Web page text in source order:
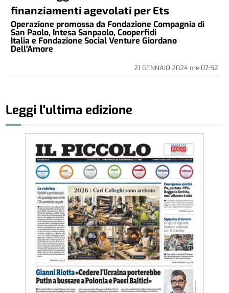
finanziamenti agevolati per Ets
Operazione promossa da Fondazione Compagnia di
San Paolo, Intesa Sanpaolo, Cooperfidi
Italia e Fondazione Social Venture Giordano
Dell'Amore
21 GENNAIO 2024ore 07:52
Leggi l'ultima edizione